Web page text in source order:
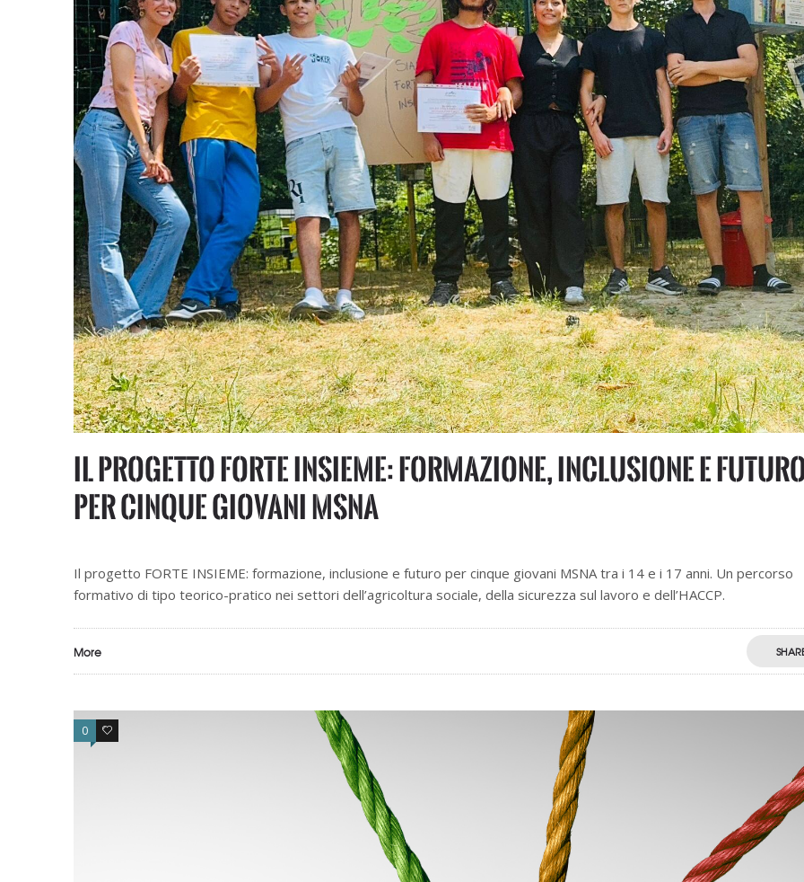
Il progetto FORTE INSIEME: formazione, inclusione e
per cinque giovani MSNA
Il progetto FORTE INSIEME: formazione, inclusione e futuro per cinque giovani MSNA tra i 14 e i 17 anni. Un percorso
formativo di tipo teorico-pratico nei settori dell’agricoltura sociale, della sicurezza sul lavoro e dell’HACCP.
More
0 0